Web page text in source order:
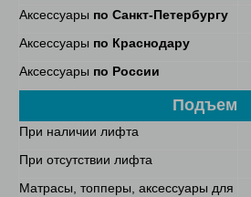
Аксессуары по Санкт-Петербургу
Аксессуары по Краснодару
Аксессуары по России
Подъем
При наличии лифта
При отсутствии лифта
Матрасы, топперы, аксессуары для